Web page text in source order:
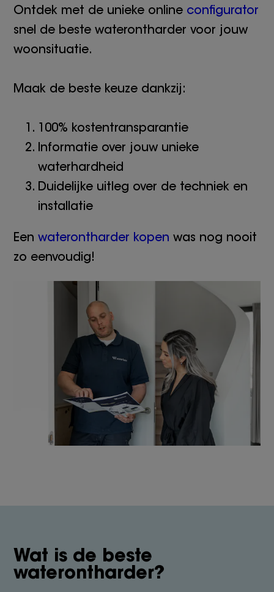
Ontdek met de unieke online configurator
snel de beste waterontharder voor jouw
woonsituatie.
Maak de beste keuze dankzij:
100% kostentransparantie
Informatie over jouw unieke
waterhardheid
Duidelijke uitleg over de techniek en
installatie
Eenwaterontharder kopen was nog nooit
zo eenvoudig!
Wat is de beste
waterontharder?